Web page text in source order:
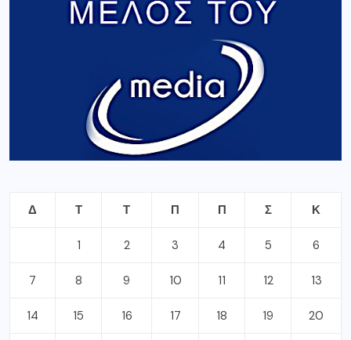
Δ Τ Τ Π Π Σ Κ
1 2 3 4 5 6
7 8 9 10 11 12 13
14 15 16 17 18 19 20